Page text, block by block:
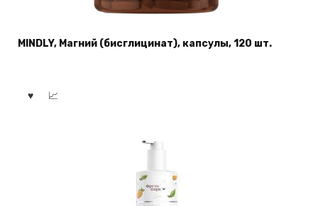
MINDLY, Магний (бисглицинат), капсулы, 120 шт.